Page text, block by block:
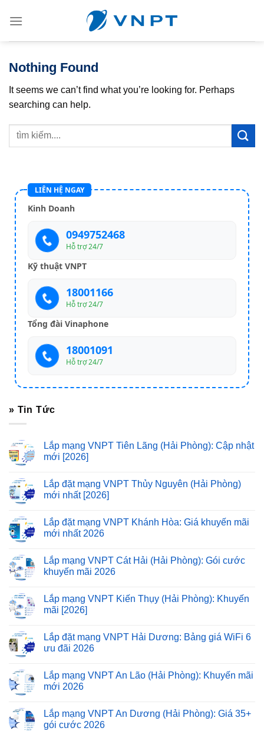
Nothing Found
It seems we can’t find what you’re looking for. Perhaps
searching can help.
LIÊN HỆ NGAY
Kinh Doanh
0949752468
Hỗ trợ 24/7
Kỹ thuật VNPT
18001166
Hỗ trợ 24/7
Tổng đài Vinaphone
18001091
Hỗ trợ 24/7
» Tin Tức
Lắp mạng VNPT Tiên Lãng (Hải Phòng): Cập nhật
mới [2026]
Lắp đặt mạng VNPT Thủy Nguyên (Hải Phòng)
mới nhất [2026]
Lắp đặt mạng VNPT Khánh Hòa: Giá khuyến mãi
mới nhất 2026
Lắp mạng VNPT Cát Hải (Hải Phòng): Gói cước
khuyến mãi 2026
Lắp mạng VNPT Kiến Thụy (Hải Phòng): Khuyến
mãi [2026]
Lắp đặt mạng VNPT Hải Dương: Bảng giá WiFi 6
ưu đãi 2026
Lắp mạng VNPT An Lão (Hải Phòng): Khuyến mãi
mới 2026
Lắp mạng VNPT An Dương (Hải Phòng): Giá 35+
gói cước 2026